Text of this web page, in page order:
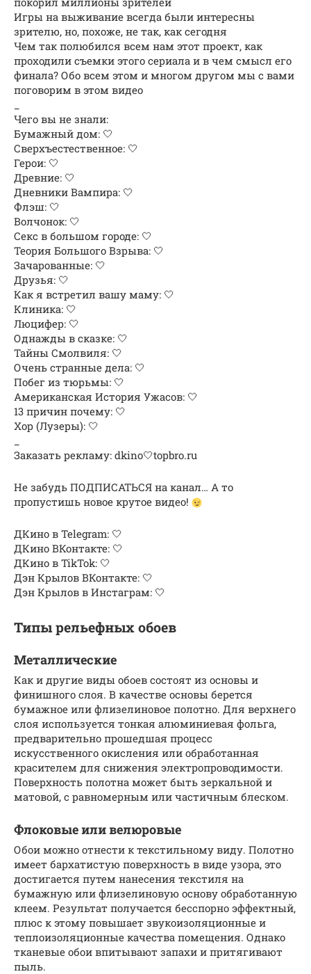
Игры на выживание всегда были интересны
зрителю, но, похоже, не так, как сегодня
Чем так полюбился всем нам этот проект, как
проходили съемки этого сериала и в чем смысл его
финала? Обо всем этом и многом другом мы с вами
поговорим в этом видео
Чего вы не знали:
Бумажный дом: 🤍
Сверхъестественное: 🤍
Герои: 🤍
Древние: 🤍
Дневники Вампира: 🤍
Флэш: 🤍
Волчонок: 🤍
Секс в большом городе: 🤍
Теория Большого Взрыва: 🤍
Зачарованные: 🤍
Друзья: 🤍
Как я встретил вашу маму: 🤍
Клиника: 🤍
Люцифер: 🤍
Однажды в сказке: 🤍
Тайны Смолвиля: 🤍
Очень странные дела: 🤍
Побег из тюрьмы: 🤍
Американская История Ужасов: 🤍
13 причин почему: 🤍
Хор (Лузеры): 🤍
Заказать рекламу: dkino🤍topbro.ru
Не забудь ПОДПИСАТЬСЯ на канал… А то
пропустишь новое крутое видео!
ДКино в Telegram: 🤍
ДКино ВКонтакте: 🤍
ДКино в TikTok: 🤍
Дэн Крылов ВКонтакте: 🤍
Дэн Крылов в Инстаграм: 🤍
Типы рельефных обоев
Металлические
Как и другие виды обоев состоят из основы и
финишного слоя. В качестве основы берется
бумажное или флизелиновое полотно. Для верхнего
слоя используется тонкая алюминиевая фольга,
предварительно прошедшая процесс
искусственного окисления или обработанная
красителем для снижения электропроводимости.
Поверхность полотна может быть зеркальной и
матовой, с равномерным или частичным блеском.
Флоковые или велюровые
Обои можно отнести к текстильному виду. Полотно
имеет бархатистую поверхность в виде узора, это
достигается путем нанесения текстиля на
бумажную или флизелиновую основу обработанную
клеем. Результат получается бесспорно эффектный,
плюс к этому повышает звукоизоляционные и
теплоизоляционные качества помещения. Однако
тканевые обои впитывают запахи и притягивают
пыль.